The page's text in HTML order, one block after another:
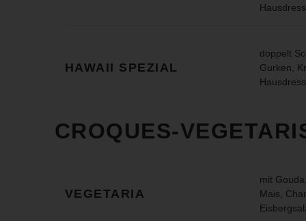
HAWAII SPEZIAL
doppelt
Gurken,
CROQUES-
VEGETARIA
mit
Mais,